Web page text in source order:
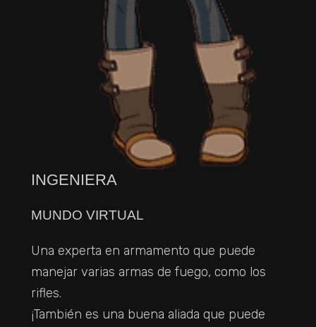
INGENIERA
MUNDO VIRTUAL
Una experta en armamento que puede
manejar varias armas de fuego, como los
rifles.
¡También es una buena aliada que puede